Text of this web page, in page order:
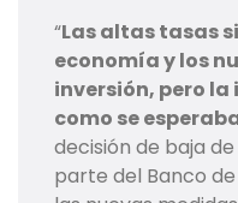
“Las altas tasas
economía y los
inversión, pero
como se
decisión de baja
parte del Banco